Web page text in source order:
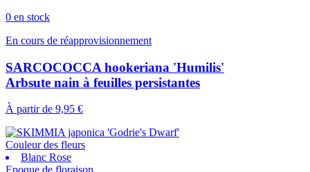
0 en stock
En cours de réapprovisionnement
SARCOCOCCA hookeriana 'Humilis'
Arbsute nain à feuilles persistantes
À partir de 9,95 €
Couleur des fleurs
Blanc Rose